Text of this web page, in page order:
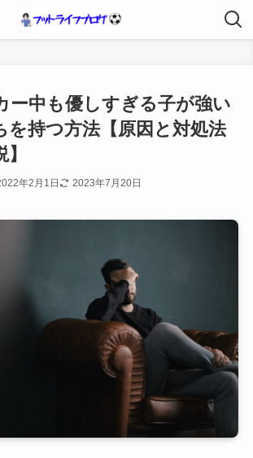
ー中も優しすぎる子が強い
を持つ方法【原因と対処法
年2月1日 2023年7月20日